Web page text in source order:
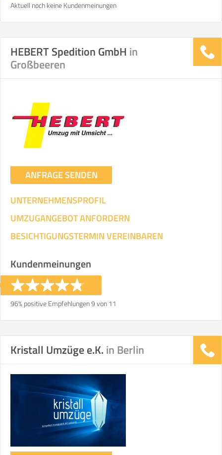
Aktuell noch keine Kundenmeinungen
HEBERT Spedition GmbH in
Großbeeren
ANFRAGE SENDEN
UNTERNEHMENSPROFIL
UMZUGANGEBOT ANFORDERN
BESICHTIGUNGSTERMIN VEREINBAREN
Kundenmeinungen
96% positive Empfehlungen 9 von 11
Kristall Umzüge e.K. in Berlin